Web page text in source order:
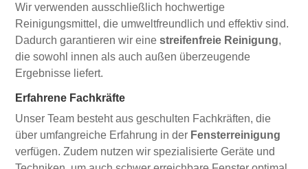
Wir verwenden ausschließlich hochwertige
Reinigungsmittel, die umweltfreundlich und effektiv sind.
Dadurch garantieren wir einestreifenfreie Reinigung,
die sowohl innen als auch außen überzeugende
Ergebnisse liefert.
Erfahrene Fachkräfte
Unser Team besteht aus geschulten Fachkräften, die
über umfangreiche Erfahrung in der Fensterreinigung
verfügen. Zudem nutzen wir spezialisierte Geräte und